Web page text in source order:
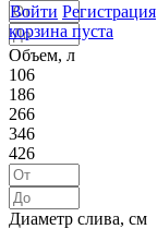
Войти Регистрация
корзина пуста
Объем, л
106
186
266
346
426
Диаметр слива, см